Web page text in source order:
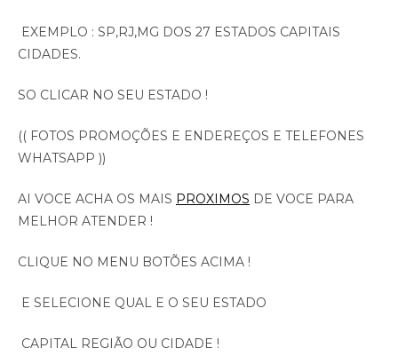
EXEMPLO : SP,RJ,MG DOS 27 ESTADOS CAPITAIS
CIDADES.
SO CLICAR NO SEU ESTADO !
(( FOTOS PROMOÇÕES E ENDEREÇOS E TELEFONES
WHATSAPP ))
AI VOCE ACHA OS MAIS PROXIMOS DE VOCE PARA
MELHOR ATENDER !
CLIQUE NO MENU BOTÕES ACIMA !
E SELECIONE QUAL E O SEU ESTADO
CAPITAL REGIÃO OU CIDADE !